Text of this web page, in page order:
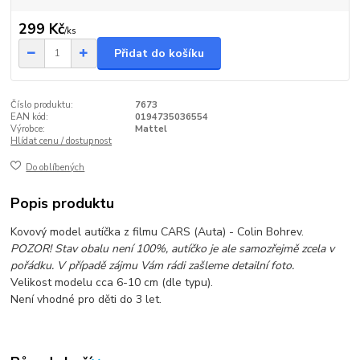
299 Kč/ks
Přidat do košíku
Číslo produktu:
7673
EAN kód:
0194735036554
Výrobce:
Mattel
Hlídat cenu / dostupnost
Do oblíbených
Popis produktu
Kovový model autíčka z filmu CARS (Auta) - Colin Bohrev.
POZOR! Stav obalu není 100%, autíčko je ale samozřejmě zcela v
pořádku. V případě zájmu Vám rádi zašleme detailní foto.
Velikost modelu cca 6-10 cm (dle typu).
Není vhodné pro děti do 3 let.